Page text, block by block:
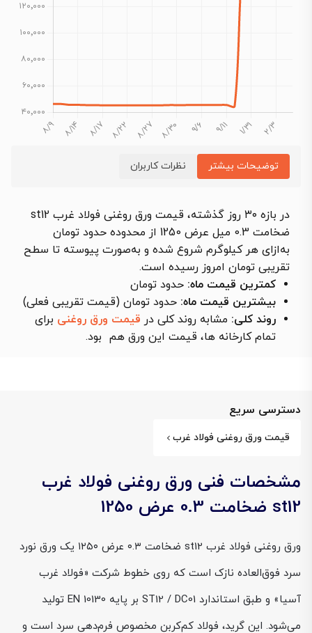
توضیحات بیشتر نظرات کاربران
در بازه ۳۰ روز گذشته، قیمت ورق روغنی فولاد غرب st12
ضخامت 0.3 میل عرض 1250 از محدوده حدود تومان
به‌ازای هر کیلوگرم شروع شده و به‌صورت پیوسته تا سطح
تقریبی تومان امروز رسیده است.
کمترین قیمت ماه: حدود تومان
بیشترین قیمت ماه: حدود تومان (قیمت تقریبی فعلی)
روند کلی: مشابه روند کلی در قیمت ورق روغنی برای
تمام کارخانه ها، قیمت این ورق هم بود.
دسترسی سریع
قیمت ورق روغنی فولاد غرب
مشخصات فنی ورق روغنی فولاد غرب
st12 ضخامت 0.3 عرض 1250
ورق روغنی فولاد غرب st12 ضخامت ۰.۳ عرض ۱۲۵۰ یک ورق نورد
سرد فوق‌العاده نازک است که روی خطوط شرکت «فولاد غرب
آسیا» و طبق استاندارد ST12 / DC01 بر پایه EN 10130 تولید
می‌شود. این گرید، فولاد کم‌کربن مخصوص فرم‌دهی سرد است و